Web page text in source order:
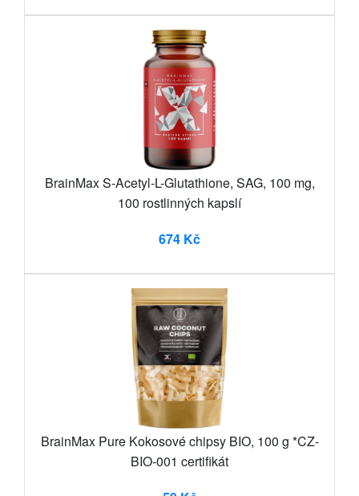
BrainMax S-Acetyl-L-Glutathione, SAG, 100 mg,
100 rostlinných kapslí
674 Kč
BrainMax Pure Kokosové chipsy BIO, 100 g *CZ-
BIO-001 certifikát